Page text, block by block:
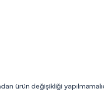
ürün değişikliği